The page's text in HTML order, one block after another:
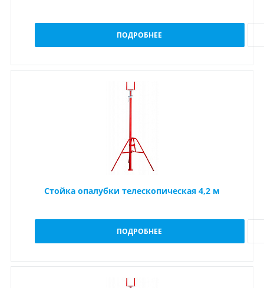
ПОДРОБНЕЕ
Стойка опалубки телескопическая 4,2 м
ПОДРОБНЕЕ